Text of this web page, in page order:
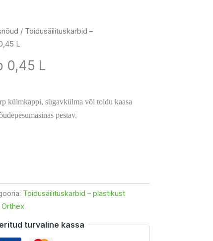
/ Toidusäilituskarbid –
L
0,45 L
külmkappi, sügavkülma või toidu kaasa
pestav.
Toidusäilituskarbid – plastikust
Orthex
turvaline kassa